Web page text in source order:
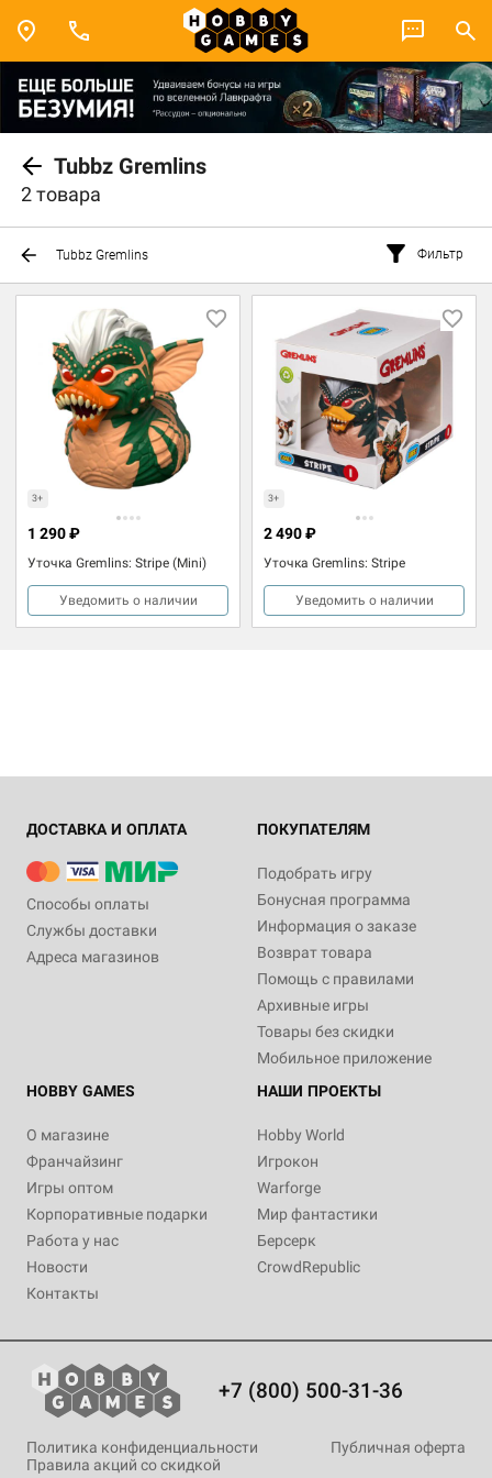
Tubbz Gremlins
2 товара
Tubbz Gremlins Фильтр
3+
Уточка Gremlins: Stripe (Mini)
1 290 ₽
Уведомить о наличии
3+
Уточка Gremlins: Stripe
2 490 ₽
Уведомить о наличии
ДОСТАВКА И ОПЛАТА
Способы оплаты
Службы доставки
Адреса магазинов
ПОКУПАТЕЛЯМ
Подобрать игру
Бонусная программа
Информация о заказе
Возврат товара
Помощь с правилами
Архивные игры
Товары без скидки
Мобильное приложение
HOBBY GAMES
О магазине
Франчайзинг
Игры оптом
Корпоративные подарки
Работа у нас
Новости
Контакты
НАШИ ПРОЕКТЫ
Hobby World
Игрокон
Warforge
Мир фантастики
Берсерк
CrowdRepublic
+7 (800) 500-31-36
Политика конфиденциальности
Публичная оферта
Правила акций со скидкой